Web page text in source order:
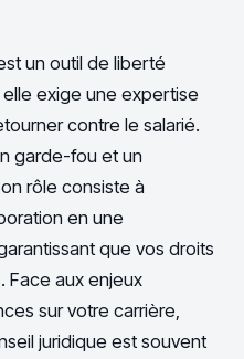
un outil de liberté
exige une expertise
contre le salarié.
garde-fou et un
rôle consiste à
en une
que vos droits
Face aux enjeux
sur votre carrière,
juridique est souvent